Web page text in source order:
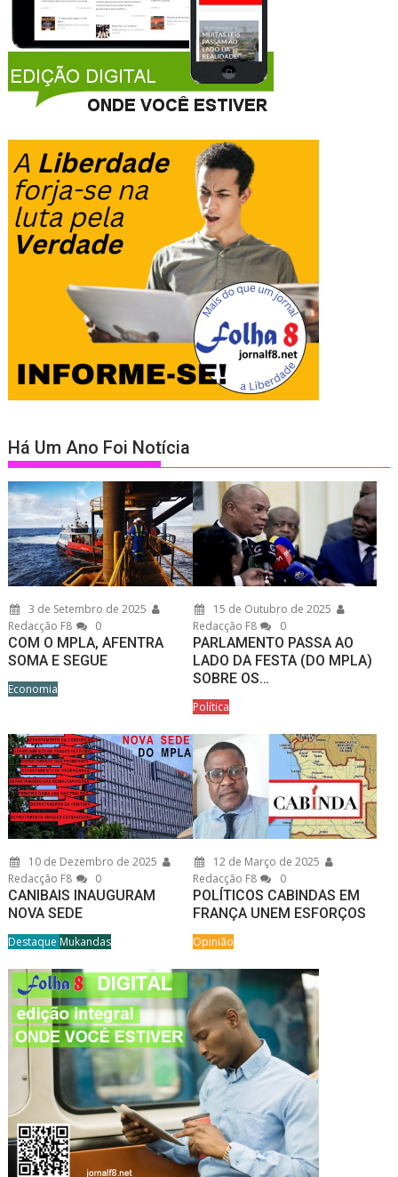
Há Um Ano Foi Notícia
3 de Setembro de 2025
Redacção F8
0
COM O MPLA, AFENTRA
SOMA E SEGUE
Economia
15 de Outubro de 2025
Redacção F8
0
PARLAMENTO PASSA AO
LADO DA FESTA (DO MPLA)
SOBRE OS…
Política
10 de Dezembro de 2025
Redacção F8
0
CANIBAIS INAUGURAM
NOVA SEDE
Destaque Mukandas
12 de Março de 2025
Redacção F8
0
POLÍTICOS CABINDAS EM
FRANÇA UNEM ESFORÇOS
Opinião